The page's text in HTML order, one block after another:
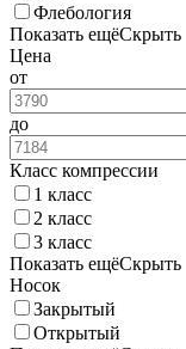
Флебология
Показать ещёСкрыть
Цена
от
до
Класс компрессии
1 класс
2 класс
3 класс
Показать ещёСкрыть
Носок
Закрытый
Открытый